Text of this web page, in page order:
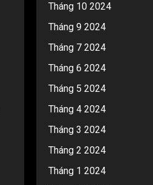
Tháng 10 2024
Tháng 9 2024
Tháng 7 2024
Tháng 6 2024
Tháng 5 2024
Tháng 4 2024
Tháng 3 2024
Tháng 2 2024
Tháng 1 2024